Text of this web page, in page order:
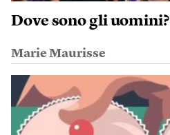
Dove sono gli uomini?
Marie Maurisse